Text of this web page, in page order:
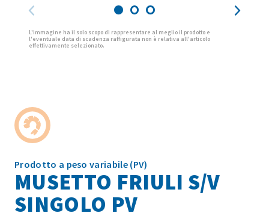
Prodotto a peso variabile (PV)
MUSETTO FRIULI S/V
SINGOLO PV